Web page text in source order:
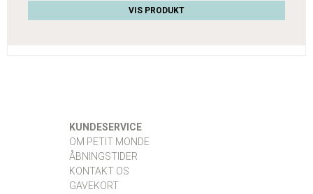
VIS PRODUKT
KUNDESERVICE
OM PETIT MONDE
ÅBNINGSTIDER
KONTAKT OS
GAVEKORT